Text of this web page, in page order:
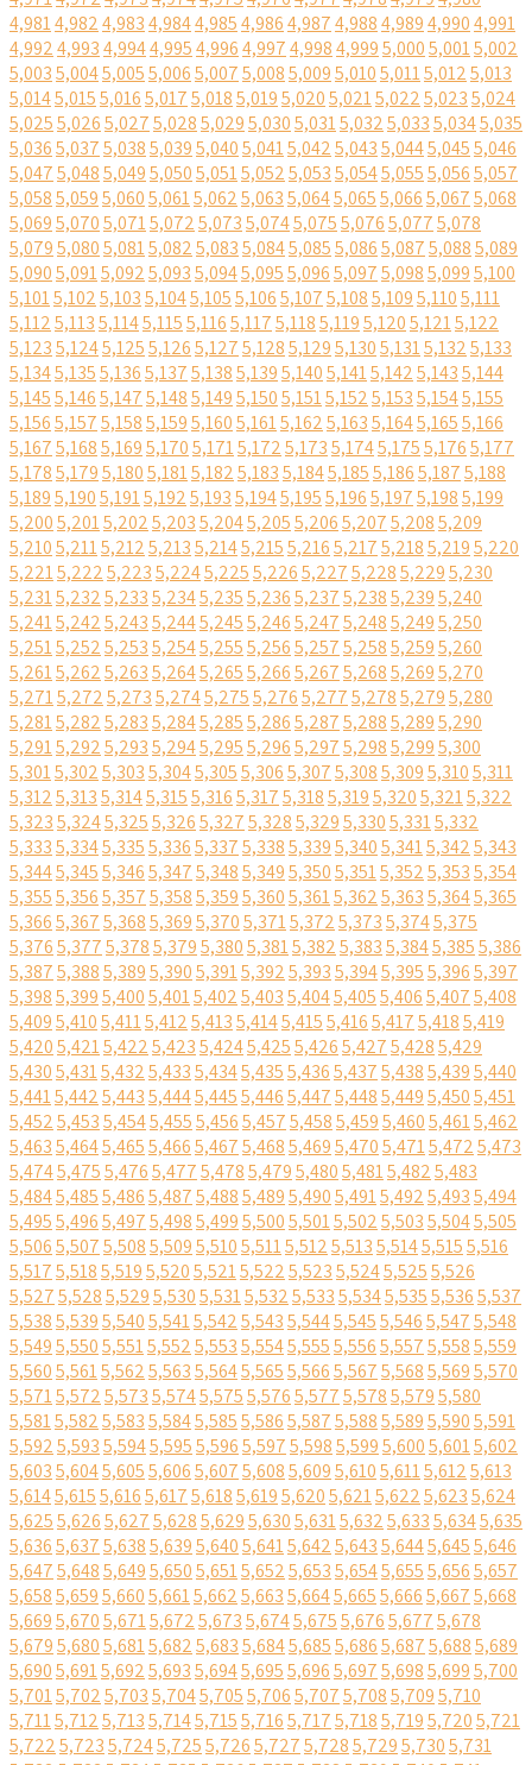
4,9814,9824,9834,9844,9854,9864,9874,9884,9894,9904,991
4,9924,9934,9944,9954,9964,9974,9984,9995,0005,0015,002
5,0035,0045,0055,0065,0075,0085,0095,0105,0115,0125,013
5,0145,0155,0165,0175,0185,0195,0205,0215,0225,0235,024
5,0255,0265,0275,0285,0295,0305,0315,0325,0335,0345,035
5,0365,0375,0385,0395,0405,0415,0425,0435,0445,0455,046
5,0475,0485,0495,0505,0515,0525,0535,0545,0555,0565,057
5,0585,0595,0605,0615,0625,0635,0645,0655,0665,0675,068
5,0695,0705,0715,0725,0735,0745,0755,0765,0775,078
5,0795,0805,0815,0825,0835,0845,0855,0865,0875,0885,089
5,0905,0915,0925,0935,0945,0955,0965,0975,0985,0995,100
5,1015,1025,1035,1045,1055,1065,1075,1085,1095,1105,111
5,1125,1135,1145,1155,1165,1175,1185,1195,1205,1215,122
5,1235,1245,1255,1265,1275,1285,1295,1305,1315,1325,133
5,1345,1355,1365,1375,1385,1395,1405,1415,1425,1435,144
5,1455,1465,1475,1485,1495,1505,1515,1525,1535,1545,155
5,1565,1575,1585,1595,1605,1615,1625,1635,1645,1655,166
5,1675,1685,1695,1705,1715,1725,1735,1745,1755,1765,177
5,1785,1795,1805,1815,1825,1835,1845,1855,1865,1875,188
5,1895,1905,1915,1925,1935,1945,1955,1965,1975,1985,199
5,2005,2015,2025,2035,2045,2055,2065,2075,2085,209
5,2105,2115,2125,2135,2145,2155,2165,2175,2185,2195,220
5,2215,2225,2235,2245,2255,2265,2275,2285,2295,230
5,2315,2325,2335,2345,2355,2365,2375,2385,2395,240
5,2415,2425,2435,2445,2455,2465,2475,2485,2495,250
5,2515,2525,2535,2545,2555,2565,2575,2585,2595,260
5,2615,2625,2635,2645,2655,2665,2675,2685,2695,270
5,2715,2725,2735,2745,2755,2765,2775,2785,2795,280
5,2815,2825,2835,2845,2855,2865,2875,2885,2895,290
5,2915,2925,2935,2945,2955,2965,2975,2985,2995,300
5,3015,3025,3035,3045,3055,3065,3075,3085,3095,3105,311
5,3125,3135,3145,3155,3165,3175,3185,3195,3205,3215,322
5,3235,3245,3255,3265,3275,3285,3295,3305,3315,332
5,3335,3345,3355,3365,3375,3385,3395,3405,3415,3425,343
5,3445,3455,3465,3475,3485,3495,3505,3515,3525,3535,354
5,3555,3565,3575,3585,3595,3605,3615,3625,3635,3645,365
5,3665,3675,3685,3695,3705,3715,3725,3735,3745,375
5,3765,3775,3785,3795,3805,3815,3825,3835,3845,3855,386
5,3875,3885,3895,3905,3915,3925,3935,3945,3955,3965,397
5,3985,3995,4005,4015,4025,4035,4045,4055,4065,4075,408
5,4095,4105,4115,4125,4135,4145,4155,4165,4175,4185,419
5,4205,4215,4225,4235,4245,4255,4265,4275,4285,429
5,4305,4315,4325,4335,4345,4355,4365,4375,4385,4395,440
5,4415,4425,4435,4445,4455,4465,4475,4485,4495,4505,451
5,4525,4535,4545,4555,4565,4575,4585,4595,4605,4615,462
5,4635,4645,4655,4665,4675,4685,4695,4705,4715,4725,473
5,4745,4755,4765,4775,4785,4795,4805,4815,4825,483
5,4845,4855,4865,4875,4885,4895,4905,4915,4925,4935,494
5,4955,4965,4975,4985,4995,5005,5015,5025,5035,5045,505
5,5065,5075,5085,5095,5105,5115,5125,5135,5145,5155,516
5,5175,5185,5195,5205,5215,5225,5235,5245,5255,526
5,5275,5285,5295,5305,5315,5325,5335,5345,5355,5365,537
5,5385,5395,5405,5415,5425,5435,5445,5455,5465,5475,548
5,5495,5505,5515,5525,5535,5545,5555,5565,5575,5585,559
5,5605,5615,5625,5635,5645,5655,5665,5675,5685,5695,570
5,5715,5725,5735,5745,5755,5765,5775,5785,5795,580
5,5815,5825,5835,5845,5855,5865,5875,5885,5895,5905,591
5,5925,5935,5945,5955,5965,5975,5985,5995,6005,6015,602
5,6035,6045,6055,6065,6075,6085,6095,6105,6115,6125,613
5,6145,6155,6165,6175,6185,6195,6205,6215,6225,6235,624
5,6255,6265,6275,6285,6295,6305,6315,6325,6335,6345,635
5,6365,6375,6385,6395,6405,6415,6425,6435,6445,6455,646
5,6475,6485,6495,6505,6515,6525,6535,6545,6555,6565,657
5,6585,6595,6605,6615,6625,6635,6645,6655,6665,6675,668
5,6695,6705,6715,6725,6735,6745,6755,6765,6775,678
5,6795,6805,6815,6825,6835,6845,6855,6865,6875,6885,689
5,6905,6915,6925,6935,6945,6955,6965,6975,6985,6995,700
5,7015,7025,7035,7045,7055,7065,7075,7085,7095,710
5,7115,7125,7135,7145,7155,7165,7175,7185,7195,7205,721
5,7225,7235,7245,7255,7265,7275,7285,7295,7305,731